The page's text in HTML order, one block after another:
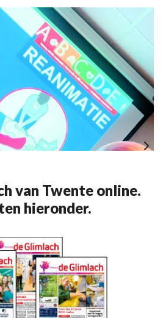
van Twente online.
hieronder.